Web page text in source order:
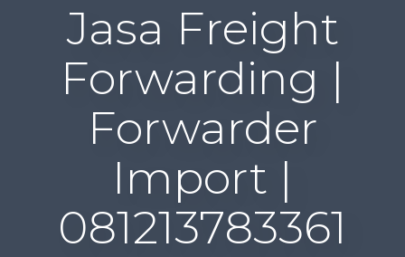
Jasa Freight
Forwarding |
Forwarder
Import |
081213783361